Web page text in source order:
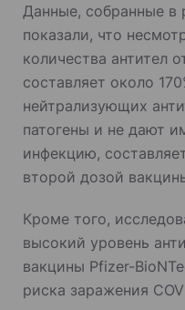
Данные, собранные в
показали, что
количества антител
составляет около
нейтрализующих
патогены и не дают
инфекцию,
второй дозой
Кроме того,
высокий уровень
вакцины Pfizer-
риска заражения